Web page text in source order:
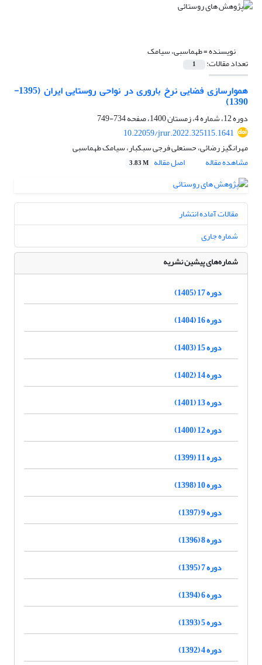
نویسنده =طهماسبی، سیامک
تعداد مقالات: 1
هموارسازی فضایی نرخ باروری در نواحی روستایی ایران (1395-
1390)
دوره 12، شماره 4، زمستان 1400، صفحه
734-749
10.22059/jrur.2022.325115.1641
مهرانگیز رضائی، حسنعلی فرجی سبکبار، سیامک طهماسبی
مشاهده مقاله
اصل مقاله 3.83 M
مقالات آماده انتشار
شماره جاری
شماره‌های پیشین نشریه
دوره 17 (1405)
دوره 16 (1404)
دوره 15 (1403)
دوره 14 (1402)
دوره 13 (1401)
دوره 12 (1400)
دوره 11 (1399)
دوره 10 (1398)
دوره 9 (1397)
دوره 8 (1396)
دوره 7 (1395)
دوره 6 (1394)
دوره 5 (1393)
دوره 4 (1392)